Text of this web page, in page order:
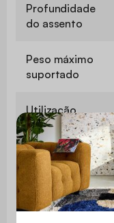
Profundidade
do assento
Peso máximo
suportado
Utilização
Uso
Garantia